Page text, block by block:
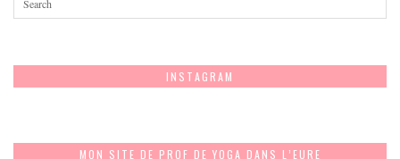
INSTAGRAM
MON SITE DE PROF DE YOGA DANS L’EURE